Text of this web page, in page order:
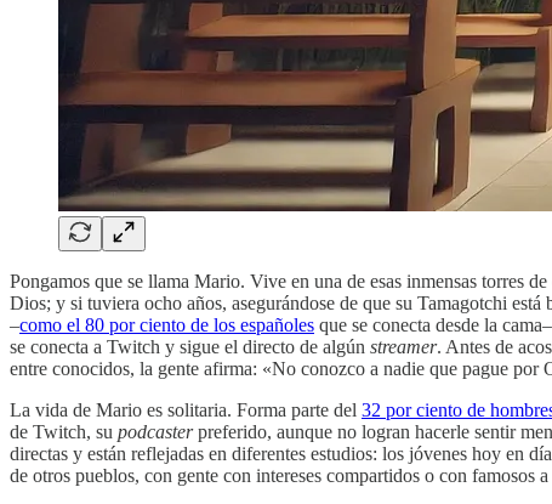
Pongamos que se llama Mario. Vive en una de esas inmensas torres
Dios; y si tuviera ocho años, asegurándose de que su Tamagotchi
–como el 80 por ciento de los españoles que se conecta desde la
se conecta a Twitch y sigue el directo de algún streamer. Antes de
entre conocidos, la gente afirma: «No conozco a nadie que pague por
La vida de Mario es solitaria. Forma parte del 32 por ciento de
de Twitch, su podcasterpreferido, aunque no logran hacerle sentir
directas y están reflejadas en diferentes estudios: los jóvenes hoy en día
de otros pueblos, con gente con intereses compartidos o con famosos